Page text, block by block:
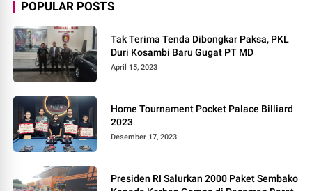
POPULAR POSTS
Tak Terima Tenda Dibongkar Paksa, PKL
Duri Kosambi Baru Gugat PT MD
April 15, 2023
Home Tournament Pocket Palace Billiard
2023
Desember 17, 2023
Presiden RI Salurkan 2000 Paket Sembako